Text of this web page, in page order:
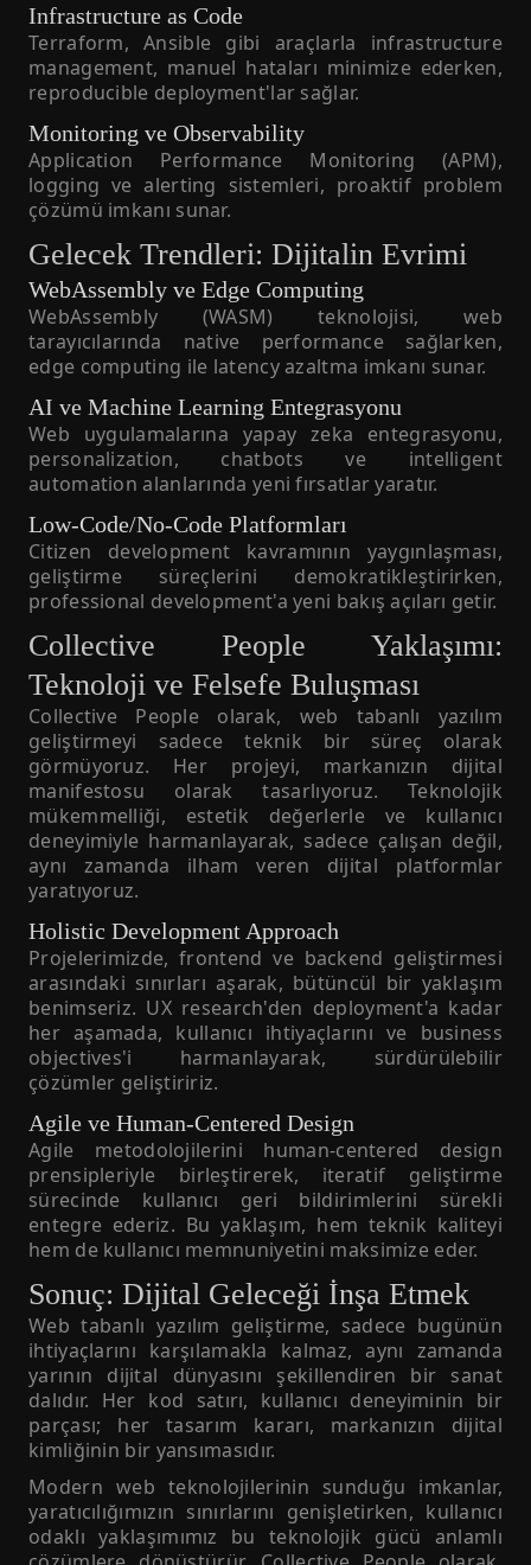
Infrastructure as Code
Terraform, Ansible gibi araçlarla infrastructure
management, manuel hataları minimize ederken,
reproducible deployment'lar sağlar.
Monitoring ve Observability
Application Performance Monitoring (APM),
logging ve alerting sistemleri, proaktif problem
çözümü imkanı sunar.
Gelecek Trendleri: Dijitalin Evrimi
WebAssembly ve Edge Computing
WebAssembly (WASM) teknolojisi, web
tarayıcılarında native performance sağlarken,
edge computing ile latency azaltma imkanı sunar.
AI ve Machine Learning Entegrasyonu
Web uygulamalarına yapay zeka entegrasyonu,
personalization, chatbots ve intelligent
automation alanlarında yeni fırsatlar yaratır.
Low-Code/No-Code Platformları
Citizen development kavramının yaygınlaşması,
geliştirme süreçlerini demokratikleştirirken,
professional development'a yeni bakış açıları getir.
Collective People Yaklaşımı:
Teknoloji ve Felsefe Buluşması
Collective People olarak, web tabanlı yazılım
geliştirmeyi sadece teknik bir süreç olarak
görmüyoruz. Her projeyi, markanızın dijital
manifestosu olarak tasarlıyoruz. Teknolojik
mükemmelliği, estetik değerlerle ve kullanıcı
deneyimiyle harmanlayarak, sadece çalışan değil,
aynı zamanda ilham veren dijital platformlar
yaratıyoruz.
Holistic Development Approach
Projelerimizde, frontend ve backend geliştirmesi
arasındaki sınırları aşarak, bütüncül bir yaklaşım
benimseriz. UX research'den deployment'a kadar
her aşamada, kullanıcı ihtiyaçlarını ve business
objectives'i harmanlayarak, sürdürülebilir
çözümler geliştiririz.
Agile ve Human-Centered Design
Agile metodolojilerini human-centered design
prensipleriyle birleştirerek, iteratif geliştirme
sürecinde kullanıcı geri bildirimlerini sürekli
entegre ederiz. Bu yaklaşım, hem teknik kaliteyi
hem de kullanıcı memnuniyetini maksimize eder.
Sonuç: Dijital Geleceği İnşa Etmek
Web tabanlı yazılım geliştirme, sadece bugünün
ihtiyaçlarını karşılamakla kalmaz, aynı zamanda
yarının dijital dünyasını şekillendiren bir sanat
dalıdır. Her kod satırı, kullanıcı deneyiminin bir
parçası; her tasarım kararı, markanızın dijital
kimliğinin bir yansımasıdır.
Modern web teknolojilerinin sunduğu imkanlar,
yaratıcılığımızın sınırlarını genişletirken, kullanıcı
odaklı yaklaşımımız bu teknolojik gücü anlamlı